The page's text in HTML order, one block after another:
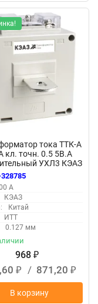
тока ТТК-А
кл. точн. 0.5 5В.А
УХЛ3 КЭАЗ
328785
А
КЭАЗ
Китай
ИТТ
0.127 мм
968 ₽
₽ / 871,20 ₽
В корзину